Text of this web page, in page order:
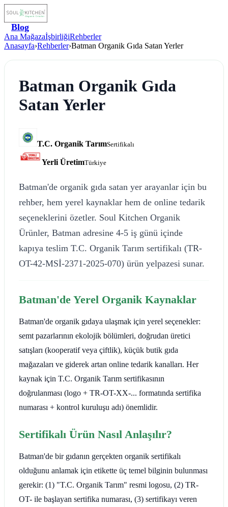
Blog
Ana MağazaİşbirliğiRehberler
Anasayfa›Rehberler›Batman Organik Gıda Satan Yerler
Batman Organik Gıda
Satan Yerler
T.C. Organik TarımSertifikalı
Yerli ÜretimTürkiye
Batman'de organik gıda satan yer arayanlar için bu
rehber, hem yerel kaynaklar hem de online tedarik
seçeneklerini özetler. Soul Kitchen Organik
Ürünler, Batman adresine 4-5 iş günü içinde
kapıya teslim T.C. Organik Tarım sertifikalı (TR-
OT-42-MSİ-2371-2025-070) ürün yelpazesi sunar.
Batman'de Yerel Organik Kaynaklar
Batman'de organik gıdaya ulaşmak için yerel seçenekler:
semt pazarlarının ekolojik bölümleri, doğrudan üretici
satışları (kooperatif veya çiftlik), küçük butik gıda
mağazaları ve giderek artan online tedarik kanalları. Her
kaynak için T.C. Organik Tarım sertifikasının
doğrulanması (logo + TR-OT-XX-... formatında sertifika
numarası + kontrol kuruluşu adı) önemlidir.
Sertifikalı Ürün Nasıl Anlaşılır?
Batman'de bir gıdanın gerçekten organik sertifikalı
olduğunu anlamak için etikette üç temel bilginin bulunması
gerekir: (1) "T.C. Organik Tarım" resmi logosu, (2) TR-
OT- ile başlayan sertifika numarası, (3) sertifikayı veren